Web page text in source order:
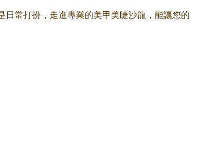
日常打扮，走進專業的美甲美睫沙龍，能讓您的